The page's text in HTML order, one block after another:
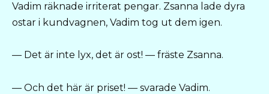
Vadim räknade irriterat pengar. Zsanna lade dyra
ostar i kundvagnen, Vadim tog ut dem igen.
— Det är inte lyx, det är ost! — fräste Zsanna.
— Och det här är priset! — svarade Vadim.